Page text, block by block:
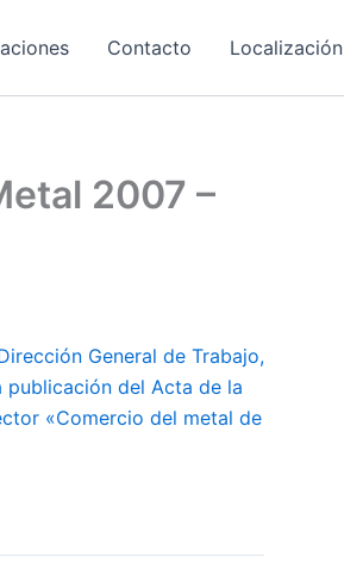
Contacto Localización
2007 –
General de Trabajo,
publicación del Acta de la
«Comercio del metal de